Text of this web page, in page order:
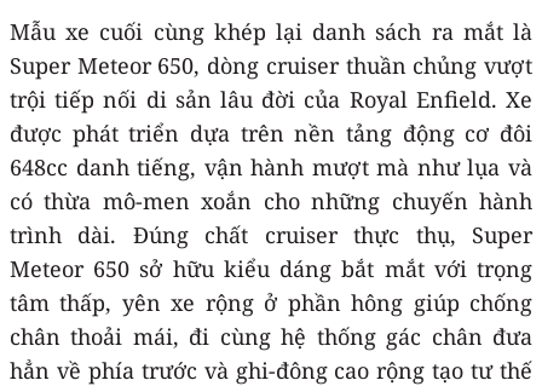
Mẫu xe cuối cùng khép lại danh sách ra mắt là
Super Meteor 650, dòng cruiser thuần chủng vượt
trội tiếp nối di sản lâu đời của Royal Enfield. Xe
được phát triển dựa trên nền tảng động cơ đôi
648cc danh tiếng, vận hành mượt mà như lụa và
có thừa mô-men xoắn cho những chuyến hành
trình dài. Đúng chất cruiser thực thụ, Super
Meteor 650 sở hữu kiểu dáng bắt mắt với trọng
tâm thấp, yên xe rộng ở phần hông giúp chống
chân thoải mái, đi cùng hệ thống gác chân đưa
hẳn về phía trước và ghi-đông cao rộng tạo tư thế